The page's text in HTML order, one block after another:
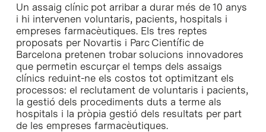
Un assaig clínic pot arribar a durar més de 10 anys
i hi intervenen voluntaris, pacients, hospitals i
empreses farmacèutiques. Els tres reptes
proposats per Novartis i Parc Científic de
Barcelona pretenen trobar solucions innovadores
que permetin escurçar el temps dels assaigs
clínics reduint-ne els costos tot optimitzant els
processos: el reclutament de voluntaris i pacients,
la gestió dels procediments duts a terme als
hospitals i la pròpia gestió dels resultats per part
de les empreses farmacèutiques.